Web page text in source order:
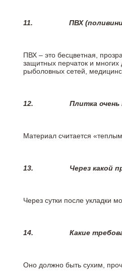
11. ПВХ
ПВХ – это бесцветная,
защитных перчаток и
рыболовных сетей,
12. Плитка
Материал считается
13. Через какой
Через сутки после укладки
14. Какие
Оно должно быть сухим,